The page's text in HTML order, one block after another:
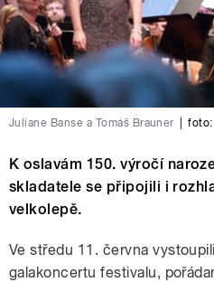
Juliane Banse a Tomáš Brauner foto:
K oslavám 150. výročí
skladatele se připojili i
velkolepě.
Ve středu 11. června
galakoncertu festivalu,